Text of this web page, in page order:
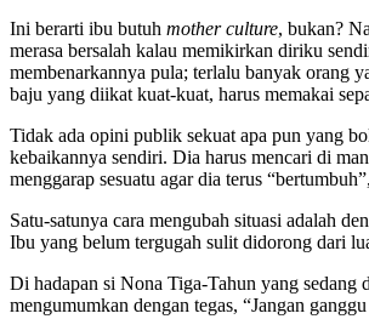
Ini berarti ibu butuh mother culture, bukan?
merasa bersalah kalau memikirkan diriku
membenarkannya pula; terlalu banyak orang
baju yang diikat kuat-kuat, harus memakai
Tidak ada opini publik sekuat apa pun yang
kebaikannya sendiri. Dia harus mencari di
menggarap sesuatu agar dia terus
Satu-satunya cara mengubah situasi adalah
Ibu yang belum tergugah sulit didorong dari
Di hadapan si Nona Tiga-Tahun yang
mengumumkan dengan tegas, “Jangan